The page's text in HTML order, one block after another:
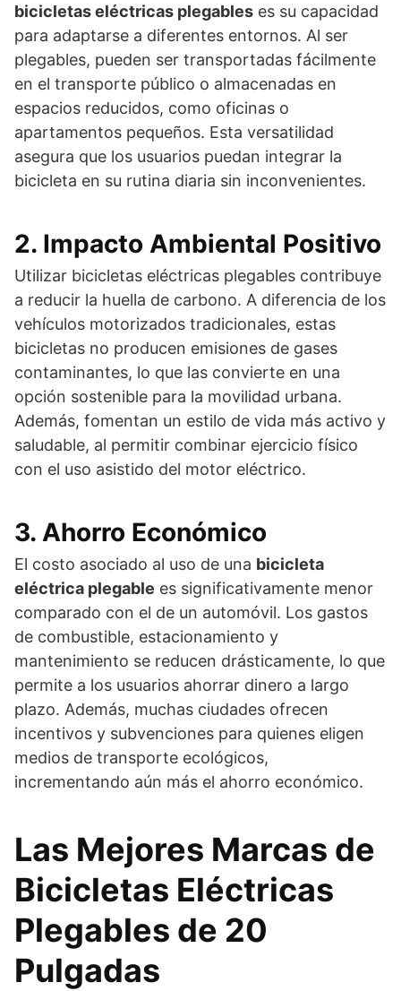
bicicletas eléctricas plegables es su capacidad
para adaptarse a diferentes entornos. Al ser
plegables, pueden ser transportadas fácilmente
en el transporte público o almacenadas en
espacios reducidos, como oficinas o
apartamentos pequeños. Esta versatilidad
asegura que los usuarios puedan integrar la
bicicleta en su rutina diaria sin inconvenientes.
2. Impacto Ambiental Positivo
Utilizar bicicletas eléctricas plegables contribuye
a reducir la huella de carbono. A diferencia de los
vehículos motorizados tradicionales, estas
bicicletas no producen emisiones de gases
contaminantes, lo que las convierte en una
opción sostenible para la movilidad urbana.
Además, fomentan un estilo de vida más activo y
saludable, al permitir combinar ejercicio físico
con el uso asistido del motor eléctrico.
3. Ahorro Económico
El costo asociado al uso de una bicicleta
eléctrica plegable es significativamente menor
comparado con el de un automóvil. Los gastos
de combustible, estacionamiento y
mantenimiento se reducen drásticamente, lo que
permite a los usuarios ahorrar dinero a largo
plazo. Además, muchas ciudades ofrecen
incentivos y subvenciones para quienes eligen
medios de transporte ecológicos,
incrementando aún más el ahorro económico.
Las Mejores Marcas de
Bicicletas Eléctricas
Plegables de 20
Pulgadas